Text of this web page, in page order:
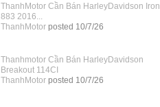
ThanhMotor Cần Bán HarleyDavidson Iron
883 2016...
ThanhMotorposted 10/7/26
Thanhmotor Cần Bán HarleyDavidson
Breakout 114CI
ThanhMotorposted 10/7/26